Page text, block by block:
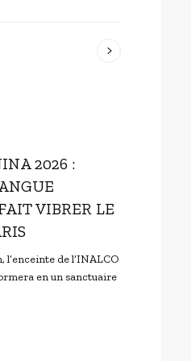
2026 :
VIBRER LE
l’enceinte de l’INALCO
en un sanctuaire